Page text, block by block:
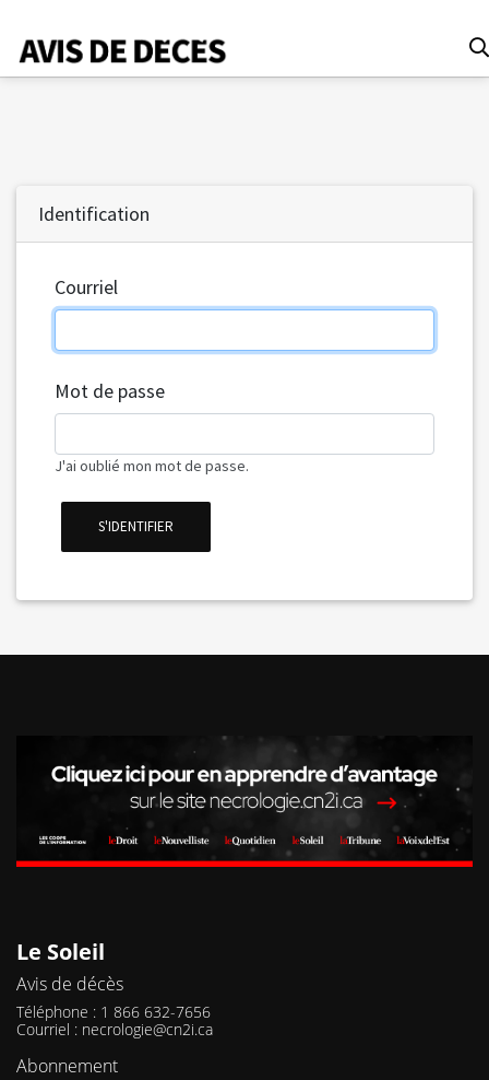
Date
Anniversaires
Remerciements
Le Soleil
Le Droit
Le Nouvelliste
La Voix de l'Est
RECHERCHER
Identification
Courriel
Mot de passe
J'ai oublié mon mot de passe.
S'IDENTIFIER
Le Soleil
Avis de décès
Téléphone : 1 866 632-7656
Courriel : necrologie@cn2i.ca
Abonnement